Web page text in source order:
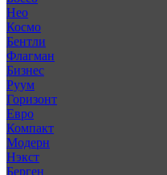
Нео
Космо
Бентли
Флагман
Бизнес
Руум
Горизонт
Евро
Компакт
Модерн
Нэкст
Берген